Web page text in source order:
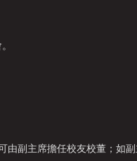
。
副主席擔任校友校董；如副